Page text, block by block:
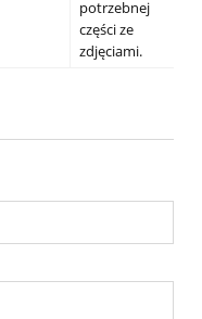
potrzebnej
części ze
zdjęciami.